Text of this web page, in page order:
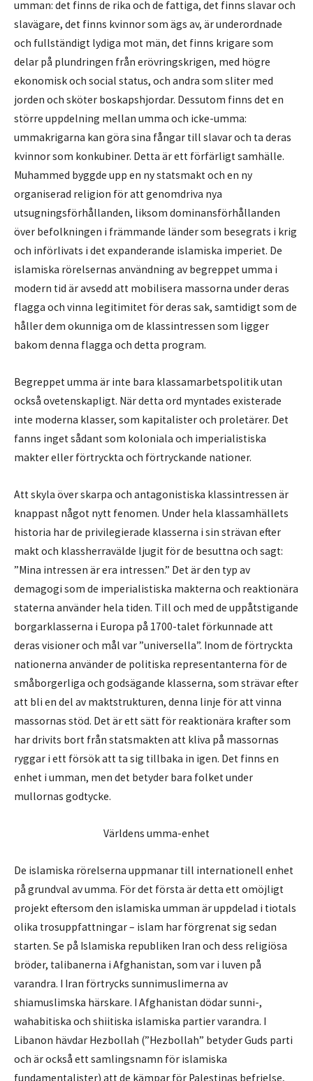
umman: det finns de rika och de fattiga, det finns slavar och
slavägare, det finns kvinnor som ägs av, är underordnade
och fullständigt lydiga mot män, det finns krigare som
delar på plundringen från erövringskrigen, med högre
ekonomisk och social status, och andra som sliter med
jorden och sköter boskapshjordar. Dessutom finns det en
större uppdelning mellan umma och icke-umma:
ummakrigarna kan göra sina fångar till slavar och ta deras
kvinnor som konkubiner. Detta är ett förfärligt samhälle.
Muhammed byggde upp en ny statsmakt och en ny
organiserad religion för att genomdriva nya
utsugningsförhållanden, liksom dominansförhållanden
över befolkningen i främmande länder som besegrats i krig
och införlivats i det expanderande islamiska imperiet. De
islamiska rörelsernas användning av begreppet umma i
modern tid är avsedd att mobilisera massorna under deras
flagga och vinna legitimitet för deras sak, samtidigt som de
håller dem okunniga om de klassintressen som ligger
bakom denna flagga och detta program.
Begreppet umma är inte bara klassamarbetspolitik utan
också ovetenskapligt. När detta ord myntades existerade
inte moderna klasser, som kapitalister och proletärer. Det
fanns inget sådant som koloniala och imperialistiska
makter eller förtryckta och förtryckande nationer.
Att skyla över skarpa och antagonistiska klassintressen är
knappast något nytt fenomen. Under hela klassamhällets
historia har de privilegierade klasserna i sin strävan efter
makt och klassherravälde ljugit för de besuttna och sagt:
”Mina intressen är era intressen.” Det är den typ av
demagogi som de imperialistiska makterna och reaktionära
staterna använder hela tiden. Till och med de uppåtstigande
borgarklasserna i Europa på 1700-talet förkunnade att
deras visioner och mål var ”universella”. Inom de förtryckta
nationerna använder de politiska representanterna för de
småborgerliga och godsägande klasserna, som strävar efter
att bli en del av maktstrukturen, denna linje för att vinna
massornas stöd. Det är ett sätt för reaktionära krafter som
har drivits bort från statsmakten att kliva på massornas
ryggar i ett försök att ta sig tillbaka in igen. Det finns en
enhet i umman, men det betyder bara folket under
mullornas godtycke.
Världens umma-enhet
De islamiska rörelserna uppmanar till internationell enhet
på grundval av umma. För det första är detta ett omöjligt
projekt eftersom den islamiska umman är uppdelad i tiotals
olika trosuppfattningar – islam har förgrenat sig sedan
starten. Se på Islamiska republiken Iran och dess religiösa
bröder, talibanerna i Afghanistan, som var i luven på
varandra. I Iran förtrycks sunnimuslimerna av
shiamuslimska härskare. I Afghanistan dödar sunni-,
wahabitiska och shiitiska islamiska partier varandra. I
Libanon hävdar Hezbollah (”Hezbollah” betyder Guds parti
och är också ett samlingsnamn för islamiska
fundamentalister) att de kämpar för Palestinas befrielse,